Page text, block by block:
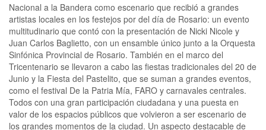
Nacional a la Bandera como escenario que recibió a grandes
artistas locales en los festejos por del día de Rosario: un evento
multitudinario que contó con la presentación de Nicki Nicole y
Juan Carlos Baglietto, con un ensamble único junto a la Orquesta
Sinfónica Provincial de Rosario. También en el marco del
Tricentenario se llevaron a cabo las fiestas tradicionales del 20 de
Junio y la Fiesta del Pastelito, que se suman a grandes eventos,
como el festival De la Patria Mía, FARO y carnavales centrales.
Todos con una gran participación ciudadana y una puesta en
valor de los espacios públicos que volvieron a ser escenario de
los grandes momentos de la ciudad. Un aspecto destacable de